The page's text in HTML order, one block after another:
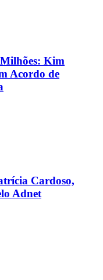
Kim
Acordo de
Cardoso,
Adnet